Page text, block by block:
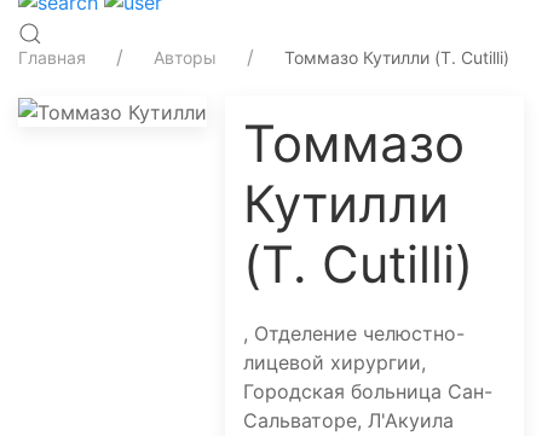
Главная Авторы Томмазо Кутилли (T. Cutilli)
Томмазо
Кутилли
(T. Cutilli)
, Отделение челюстно-
лицевой хирургии,
Городская больница Сан-
Сальваторе, Л'Акуила